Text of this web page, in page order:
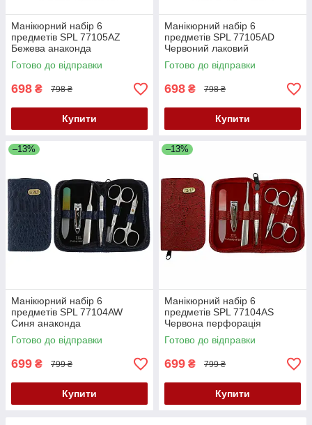
Манікюрний набір 6
предметів SPL 77105AZ
Бежева анаконда
Готово до відправки
698 ₴ 798 ₴
Купити
Манікюрний набір 6
предметів SPL 77105AD
Червоний лаковий
Готово до відправки
698 ₴ 798 ₴
Купити
–13%
Манікюрний набір 6
предметів SPL 77104AW
Синя анаконда
Готово до відправки
699 ₴ 799 ₴
Купити
–13%
Манікюрний набір 6
предметів SPL 77104AS
Червона перфорація
Готово до відправки
699 ₴ 799 ₴
Купити